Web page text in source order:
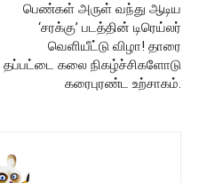
பெண்கள் அருள் வந்து ஆடிய
‘சரக்கு’ படத்தின் டிரெய்லர்
வெளியீட்டு விழா! தாரை
தப்பட்டை கலை நிகழ்ச்சிகளோடு
கரைபுரண்ட உற்சாகம்.